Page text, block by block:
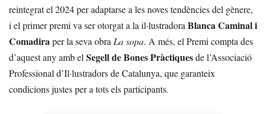
reintegrat el 2024 per adaptarse a les noves tendències del gènere,
i el primer premi va ser otorgat a la il·lustradora Blanca Caminal i
Comadiraper la seva obra La sopa. A més, el Premi compta des
d’aquest any amb el Segell de Bones Pràctiquesde l’Associació
Professional d’Il·lustradors de Catalunya, que garanteix
condicions justes per a tots els participants.